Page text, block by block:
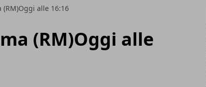
(RM)Oggi alle 16:16
(RM)Oggi alle